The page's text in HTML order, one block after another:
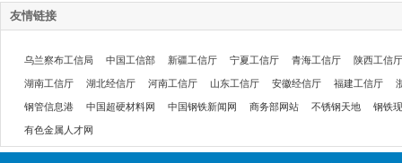
友情链接
乌兰察布工信局 中国工信部 新疆工信厅 宁夏工信厅 青海工信厅 陕西工信厅
湖南工信厅 湖北经信厅 河南工信厅 山东工信厅 安徽经信厅 福建工信厅
钢管信息港 中国超硬材料网 中国钢铁新闻网 商务部网站 不锈钢天地 钢铁
有色金属人才网